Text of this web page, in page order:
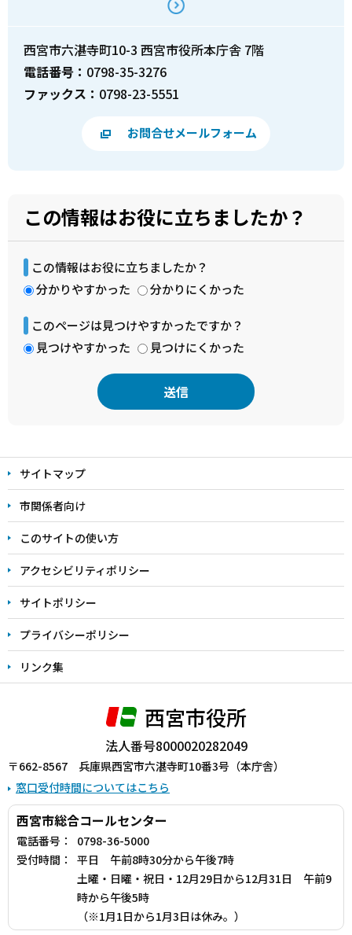
西宮市六湛寺町10-3 西宮市役所本庁舎 7階
電話番号： 0798-35-3276
ファックス： 0798-23-5551
お問合せメールフォーム
この情報はお役に立ちましたか？
この情報はお役に立ちましたか？
分かりやすかった
分かりにくかった
このページは見つけやすかったですか？
見つけやすかった
見つけにくかった
文
こ
こ
ま
で
サイトマップ
市関係者向け
このサイトの使い方
アクセシビリティポリシー
サイトポリシー
プライバシーポリシー
リンク集
西宮市役所
法人番号8000020282049
〒662-8567 兵庫県西宮市六湛寺町10番3号（本庁舎）
窓口受付時間についてはこちら
西宮市総合コールセンター
電話番号：
0798-36-5000
受付時間：
平日 午前8時30分から午後7時
土曜・日曜・祝日・12月29日から12月31日 午前9
時から午後5時
（※1月1日から1月3日は休み。）